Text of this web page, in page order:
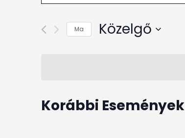
nézet
a
keresőszót.
Keresse
keresőszóval.
Ma Közelgő
Korábbi Események